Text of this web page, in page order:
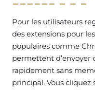
Pour les utilisateurs
des extensions pour
populaires comme
permettent d’envoyer
rapidement sans
principal. Vous cliquez